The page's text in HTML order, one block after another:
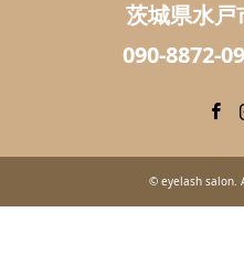
茨城県水戸
090-8872-
© eyelash salon.